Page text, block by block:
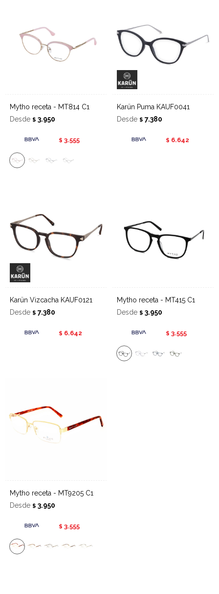
Mytho receta - MT814 C1
Desde $ 3.950
$ 3.555
Karün Puma KAUF0041
Desde $ 7.380
$ 6.642
Karün Vizcacha KAUF0121
Desde $ 7.380
$ 6.642
Mytho receta - MT415 C1
Desde $ 3.950
$ 3.555
Mytho receta - MT9205 C1
Desde $ 3.950
$ 3.555